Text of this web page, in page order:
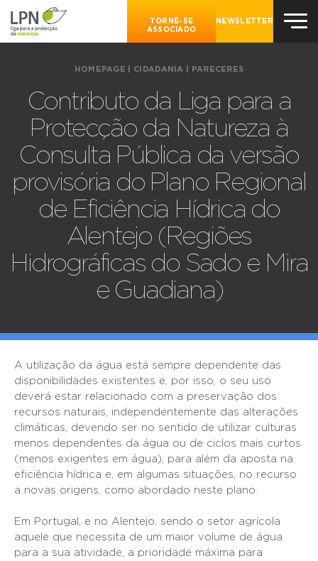
TORNE-SE
ASSOCIADO
NEWSLETTER
HOMEPAGE CIDADANIA PARECERES
Contributo da Liga para a
Protecção da Natureza à
Consulta Pública da versão
provisória do Plano Regional
de Eficiência Hídrica do
Alentejo (Regiões
Hidrográficas do Sado e Mira
e Guadiana)
A utilização da água está sempre dependente das
disponibilidades existentes e, por isso, o seu uso
deverá estar relacionado com a preservação dos
recursos naturais, independentemente das alterações
climáticas, devendo ser no sentido de utilizar culturas
menos dependentes da água ou de ciclos mais curtos
(menos exigentes em água), para além da aposta na
eficiência hídrica e, em algumas situações, no recurso
a novas origens, como abordado neste plano.
Em Portugal, e no Alentejo, sendo o setor agrícola
aquele que necessita de um maior volume de água
para a sua atividade, a prioridade máxima para